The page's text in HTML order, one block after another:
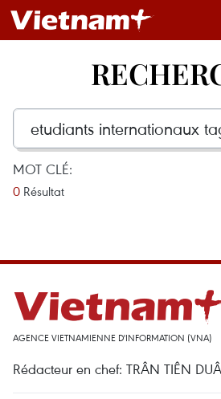
MOT CLÉ:
0 Résultat
AGENCE VIETNAMIENNE D'INFORMATION (VNA)
Rédacteur en chef: TRÂN TIÊN